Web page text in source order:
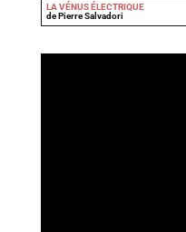
LA VÉNUS ÉLECTRIQUE
de Pierre Salvadori